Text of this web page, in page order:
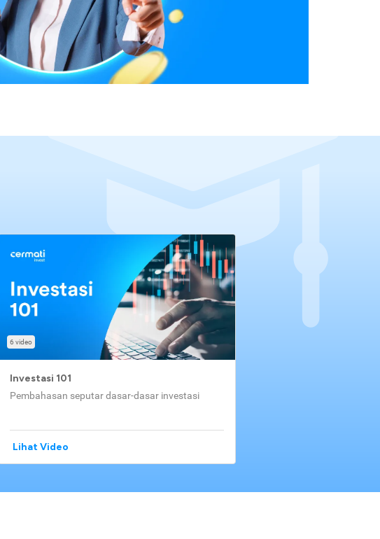
6 video
Investasi 101
Pembahasan seputar dasar-dasar investasi
Lihat Video